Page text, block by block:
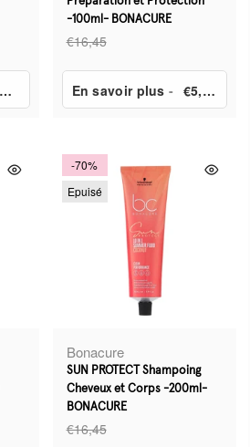
€14,99
-100ml- BONACURE
€16,45
En savoir plus - €5,50
-70%
Epuisé
Bonacure
SUN PROTECT Shampoing
Cheveux et Corps -200ml-
BONACURE
€16,45